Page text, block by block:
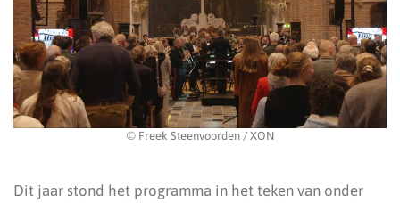
© Freek Steenvoorden / XON
Dit jaar stond het programma in het teken van onder